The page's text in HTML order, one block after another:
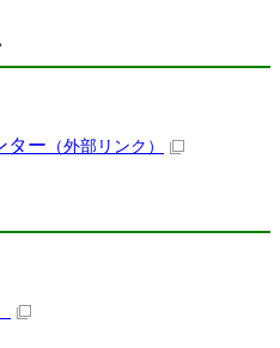
ター （外部リンク）